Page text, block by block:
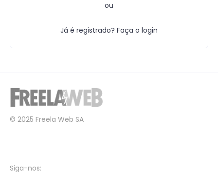
ou
Já é registrado? Faça o login
© 2025 Freela Web SA
Siga-nos: